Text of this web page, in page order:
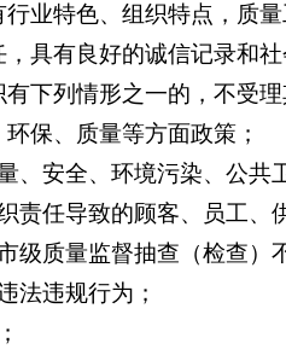
行业特色、组织特点，质
，具有良好的诚信记录和
下列情形之一的，不受
保、质量等方面政策；
、安全、环境污染、公
责任导致的顾客、员工
级质量监督抽查（检查）
法违规行为；